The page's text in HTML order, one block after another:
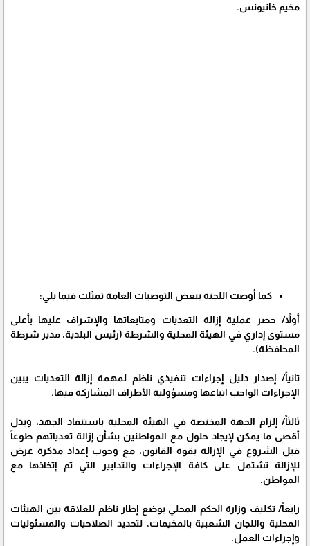
مخيم خانيونس.
كما أوصت اللجنة ببعض التوصيات العامة تمثلت فيما يلي:
أولاً/ حصر عملية إزالة التعديات ومتابعاتها والإشراف عليها بأعلى
مستوى إداري في الهيئة المحلية والشرطة (رئيس البلدية، مدير شرطة
المحافظة).
ثانياً/ إصدار دليل إجراءات تنفيذي ناظم لمهمة إزالة التعديات يبين
الإجراءات الواجب اتباعها ومسؤولية الأطراف المشاركة فيها.
ثالثاً/ إلزام الجهة المختصة في الهيئة المحلية باستنفاد الجهد، وبذل
أقصى ما يمكن لإيجاد حلول مع المواطنين بشأن إزالة تعدياتهم طوعاً
قبل الشروع في الإزالة بقوة القانون، مع وجوب إعداد مذكرة عرض
للإزالة تشتمل على كافة الإجراءات والتدابير التي تم إتخاذها مع
المواطن.
رابعاً/ تكليف وزارة الحكم المحلي بوضع إطار ناظم للعلاقة بين الهيئات
المحلية واللجان الشعبية بالمخيمات، لتحديد الصلاحيات والمسئوليات
وإجراءات العمل.